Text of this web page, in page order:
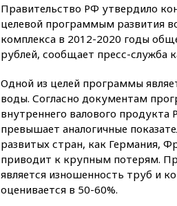
Правительство РФ утвердило
целевой программым развития
комплекса в 2012-2020 годы
рублей, сообщает пресс-служба
Одной из целей программы
воды. Согласно документам
внутреннего валового продукта
превышает аналогичные
развитых стран, как Германия,
приводит к крупным потерям.
является изношенность труб и
оценивается в 50-60%.